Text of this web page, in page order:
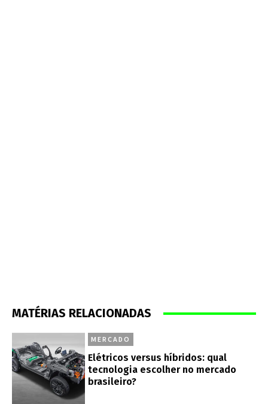
MATÉRIAS RELACIONADAS
MERCADO
Elétricos versus híbridos: qual
tecnologia escolher no mercado
brasileiro?